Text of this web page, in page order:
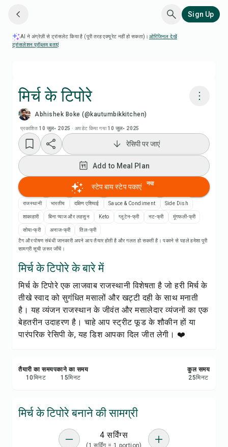
Sign Up
AI ने अंग्रेज़ी से ट्रांसलेट किया है (पूरी तरह एक्यूरेट नहीं हो सकता)। ओरिजिनल देखें·
ट्रांसलेशन प्रॉब्लम बताएं
मिर्च के टिपोरे
Abhishek Boke (@kautumbikkitchen)
प्रकाशित 10 जुल॰ 2025 ·अपडेट किया गया 10 जुल॰ 2025
रेसिपी वीडियो देखें
Add to Meal Plan
Add to Shopping List
रेसिपी नोट्स
सेव करें
शेयर करें
रिपोर्ट करें
रेसिपी पर जाएं
Add to Meal Plan
स्टेप बाय स्टेप पकाएं नया
राजस्थानी भारतीय दक्षिण एशियाई Sauce & Condiment Side Dish
शाकाहारी बिना प्याज और लहसुन Keto ग्लूटेन-फ्री नट-फ्री मूंगफली-फ्री
सोया-फ्री अनाज-फ्री
तिल-फ्री
टैग और पोषण संबंधी जानकारी अपने आप तैयार होती है और गलत हो सकती है। पकाने से पहले हमेशा पूरी
सामग्री सूची ज़रूर जाँचें।
मिर्च के टिपोरे के बारे में
मिर्च के टिपोरे एक लाजवाब राजस्थानी विशेषता है जो हरी मिर्च के
तीखे स्वाद को सुगंधित मसालों और खट्टी दही के साथ मनाती
है। यह व्यंजन राजस्थान के जीवंत और मसालेदार व्यंजनों का एक
बेहतरीन उदाहरण है। चाहे आप स्ट्रीट फूड के शौकीन हों या
पारंपरिक रेसिपी के, यह डिश आपका दिल जीत लेगी। ❤️
तैयारी का समय
10मिनट
पकाने का समय
15मिनट
कुल समय
25मिनट
मिर्च के टिपोरे बनाने की सामग्री
4 सर्विंग्स
(1 सर्विंग = 1 portion)